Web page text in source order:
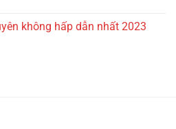
không hấp dẫn nhất 2023